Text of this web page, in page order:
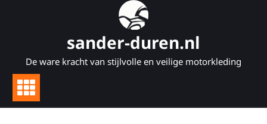
sander-duren.nl
De ware kracht van stijlvolle en veilige motorkleding